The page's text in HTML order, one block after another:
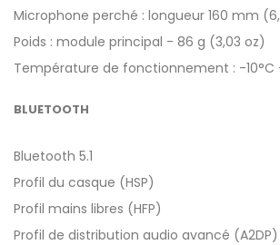
Microphone perché : longueur 160 mm
Poids : module principal - 86 g (3,03 oz)
Température de fonctionnement : -10°C
BLUETOOTH
Bluetooth 5.1
Profil du casque (HSP)
Profil mains libres (HFP)
Profil de distribution audio avancé (A2DP)